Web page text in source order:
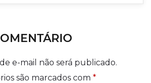
e-mail não será publicado.
são marcados com *